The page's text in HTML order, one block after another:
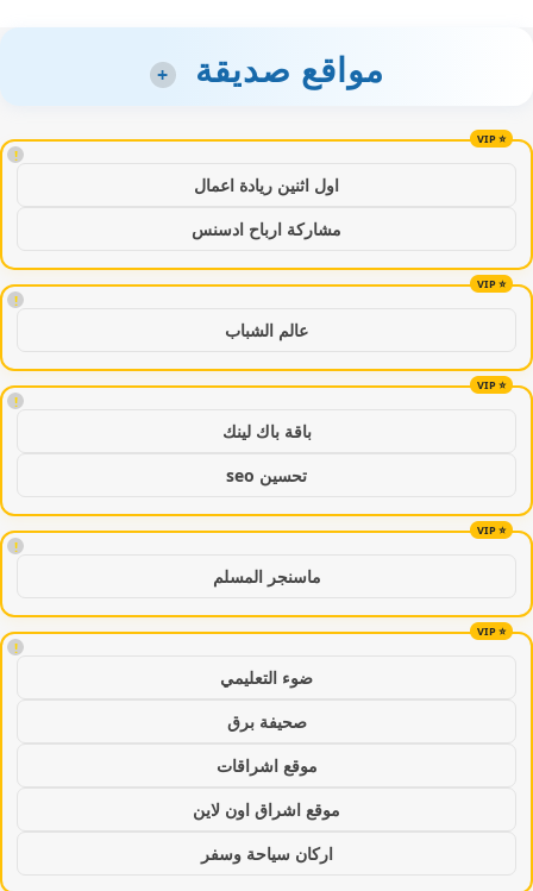
مواقع صديقة +
!
اول اثنين ريادة اعمال
مشاركة ارباح ادسنس
!
عالم الشباب
!
باقة باك لينك
تحسين seo
!
ماسنجر المسلم
!
ضوء التعليمي
صحيفة برق
موقع اشراقات
موقع اشراق اون لاين
اركان سياحة وسفر